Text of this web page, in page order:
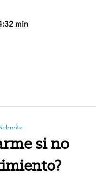
min
address
si no